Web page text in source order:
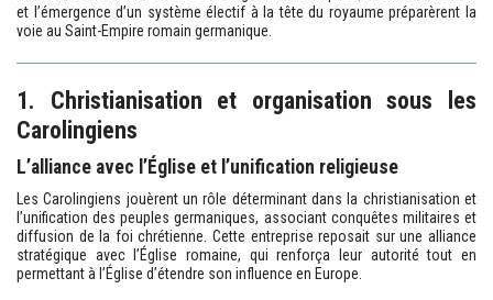
et l’émergence d’un système électif à la tête du royaume préparèrent la
voie au Saint-Empire romain germanique.
1. Christianisation et organisation sous les
Carolingiens
L’alliance avec l’Église et l’unification religieuse
Les Carolingiens jouèrent un rôle déterminant dans la christianisation et
l’unification des peuples germaniques, associant conquêtes militaires et
diffusion de la foi chrétienne. Cette entreprise reposait sur une alliance
stratégique avec l’Église romaine, qui renforça leur autorité tout en
permettant à l’Église d’étendre son influence en Europe.